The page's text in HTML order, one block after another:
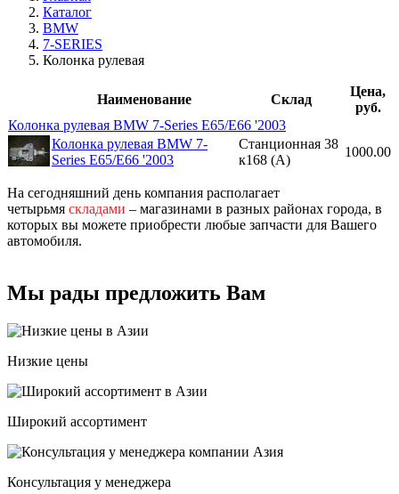
Каталог
BMW
7-SERIES
Колонка рулевая
Наименование Склад
Цена,
руб.
Колонка рулевая BMW 7-Series E65/E66 '2003
Колонка рулевая BMW 7-
Series E65/E66 '2003
Станционная 38
к168 (A)
1000.00
На сегодняшний день компания располагает
четырьмя складами – магазинами в разных районах города, в
которых вы можете приобрести любые запчасти для Вашего
автомобиля.
Мы рады предложить Вам
Низкие цены
Широкий ассортимент
Консультация у менеджера